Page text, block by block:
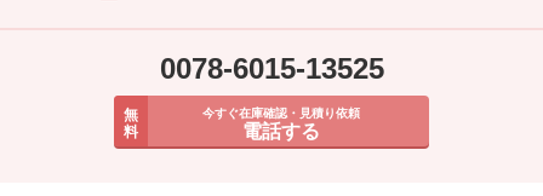
0078-6015-13525
無
料
今すぐ在庫確認・見積り依頼
電話する